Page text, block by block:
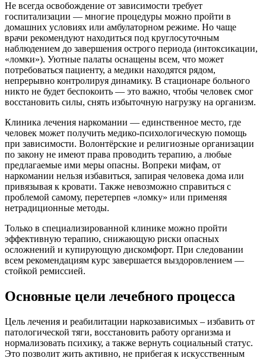
Не всегда освобождение от зависимости требует
госпитализации — многие процедуры можно пройти в
домашних условиях или амбулаторном режиме. Но чаще
врачи рекомендуют находиться под круглосуточным
наблюдением до завершения острого периода (интоксикации,
«ломки»). Уютные палаты оснащены всем, что может
потребоваться пациенту, а медики находятся рядом,
непрерывно контролируя динамику. В стационаре больного
никто не будет беспокоить — это важно, чтобы человек смог
восстановить силы, снять избыточную нагрузку на организм.
Клиника лечения наркомании — единственное место, где
человек может получить медико-психологическую помощь
при зависимости. Волонтёрские и религиозные организации
по закону не имеют права проводить терапию, а любые
предлагаемые ими меры опасны. Вопреки мифам, от
наркомании нельзя избавиться, запирая человека дома или
привязывая к кровати. Также невозможно справиться с
проблемой самому, перетерпев «ломку» или применяя
нетрадиционные методы.
Только в специализированной клинике можно пройти
эффективную терапию, снижающую риски опасных
осложнений и купирующую дискомфорт. При следовании
всем рекомендациям курс завершается выздоровлением —
стойкой ремиссией.
Основные цели лечебного процесса
Цель лечения и реабилитации наркозависимых – избавить от
патологической тяги, восстановить работу организма и
нормализовать психику, а также вернуть социальный статус.
Это позволит жить активно, не прибегая к искусственным